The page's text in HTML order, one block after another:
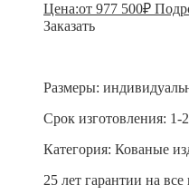
Цена:от 977 500₽
Заказать
Размеры:
Срок изготовления: 1-
Категория: Кованые
25 лет гарантии на все